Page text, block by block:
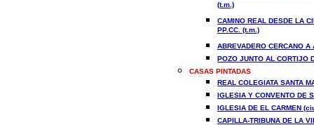
(t.m.)
CAMINO REAL DESDE LA
PP.CC. (t.m.)
ABREVADERO CERCANO A
POZO JUNTO AL CORTIJO
CASAS PINTADAS
REAL COLEGIATA SANTA
IGLESIA Y CONVENTO DE
IGLESIA DE EL CARMEN
CAPILLA-TRIBUNA DE LA